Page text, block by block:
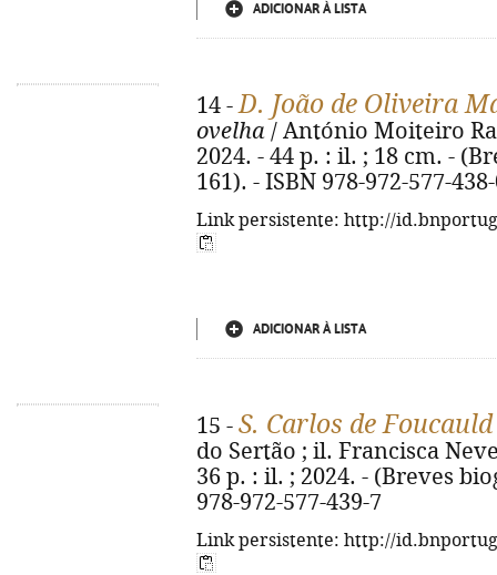
ADICIONAR À LISTA
14 -D. João de Oliveira
ovelha / António Moiteiro
2024. - 44 p. : il. ; 18 cm. -
161). - ISBN 978-972-577-
Link persistente: http://
ADICIONAR À LISTA
15 - S. Carlos de Foucauld
do Sertão ; il. Francisca
36 p. : il. ; 2024. - (Breves
978-972-577-439-7
Link persistente: http://